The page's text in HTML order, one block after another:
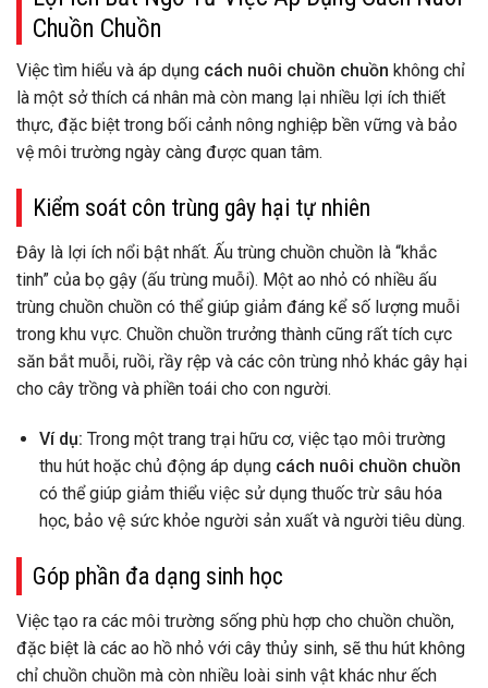
Chuồn Chuồn
Việc tìm hiểu và áp dụng cách nuôi chuồn chuồn không chỉ
là một sở thích cá nhân mà còn mang lại nhiều lợi ích thiết
thực, đặc biệt trong bối cảnh nông nghiệp bền vững và bảo
vệ môi trường ngày càng được quan tâm.
Kiểm soát côn trùng gây hại tự nhiên
Đây là lợi ích nổi bật nhất. Ấu trùng chuồn chuồn là “khắc
tinh” của bọ gậy (ấu trùng muỗi). Một ao nhỏ có nhiều ấu
trùng chuồn chuồn có thể giúp giảm đáng kể số lượng muỗi
trong khu vực. Chuồn chuồn trưởng thành cũng rất tích cực
săn bắt muỗi, ruồi, rầy rệp và các côn trùng nhỏ khác gây hại
cho cây trồng và phiền toái cho con người.
Ví dụ: Trong một trang trại hữu cơ, việc tạo môi trường
thu hút hoặc chủ động áp dụng cách nuôi chuồn chuồn
có thể giúp giảm thiểu việc sử dụng thuốc trừ sâu hóa
học, bảo vệ sức khỏe người sản xuất và người tiêu dùng.
Góp phần đa dạng sinh học
Việc tạo ra các môi trường sống phù hợp cho chuồn chuồn,
đặc biệt là các ao hồ nhỏ với cây thủy sinh, sẽ thu hút không
chỉ chuồn chuồn mà còn nhiều loài sinh vật khác như ếch